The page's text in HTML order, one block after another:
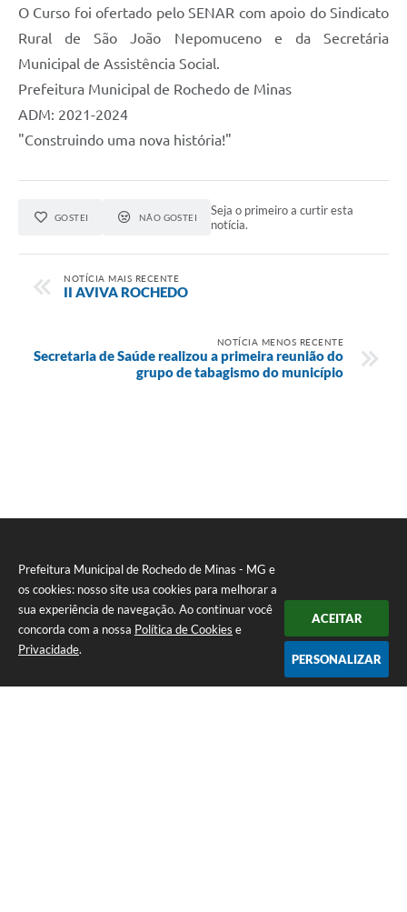
Prefeitura Municipal de Rochedo de Minas - MG e
os cookies: nosso site usa cookies para melhorar a
sua experiência de navegação. Ao continuar você
concorda com a nossa Política de Cookies e
Privacidade.
ACEITAR
PERSONALIZAR
O Curso foi ofertado pelo SENAR com apoio do Sindicato
Rural de São João Nepomuceno e da Secretária
Municipal de Assistência Social.
Prefeitura Municipal de Rochedo de Minas
ADM: 2021-2024
"Construindo uma nova história!"
GOSTEI NÃO GOSTEI
Seja o primeiro a curtir esta
notícia.
NOTÍCIA MAIS RECENTE
II AVIVA ROCHEDO
NOTÍCIA MENOS RECENTE
Secretaria de Saúde realizou a primeira reunião do
grupo de tabagismo do município